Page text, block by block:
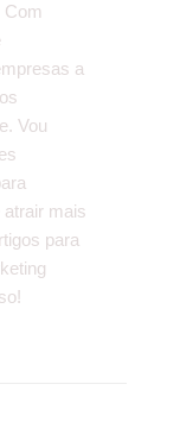
Com
a
Vou
mais
para